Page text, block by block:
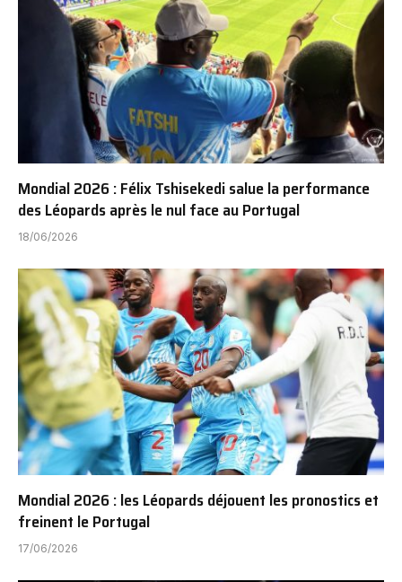
Mondial 2026 : Félix Tshisekedi salue la performance
des Léopards après le nul face au Portugal
18/06/2026
Mondial 2026 : les Léopards déjouent les pronostics et
freinent le Portugal
17/06/2026